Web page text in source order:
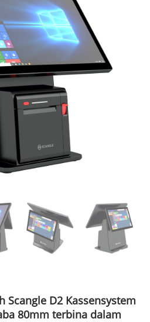
Scangle D2 Kassensystem
80mm terbina dalam